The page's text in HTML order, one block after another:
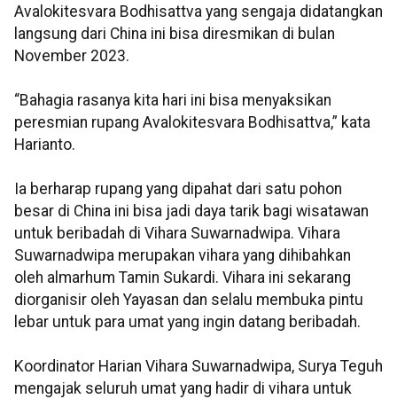
Avalokitesvara Bodhisattva yang sengaja didatangkan
langsung dari China ini bisa diresmikan di bulan
November 2023.
“Bahagia rasanya kita hari ini bisa menyaksikan
peresmian rupang Avalokitesvara Bodhisattva,” kata
Harianto.
Ia berharap rupang yang dipahat dari satu pohon
besar di China ini bisa jadi daya tarik bagi wisatawan
untuk beribadah di Vihara Suwarnadwipa. Vihara
Suwarnadwipa merupakan vihara yang dihibahkan
oleh almarhum Tamin Sukardi. Vihara ini sekarang
diorganisir oleh Yayasan dan selalu membuka pintu
lebar untuk para umat yang ingin datang beribadah.
Koordinator Harian Vihara Suwarnadwipa, Surya Teguh
mengajak seluruh umat yang hadir di vihara untuk